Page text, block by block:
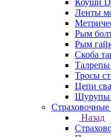
Коуши
Ленты
Рым
Рым
Скоба
Тросы
Цепи
Шурупы
Страховочные
Назад